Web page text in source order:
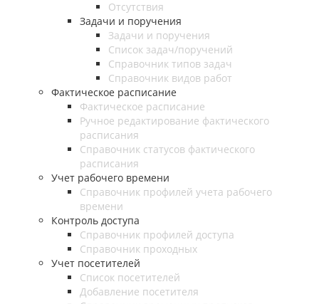
Отсутствия
Задачи и поручения
Задачи и поручения
Список задач/поручений
Справочник типов задач
Справочник видов работ
Фактическое расписание
Фактическое расписание
Ручное редактирование фактического
расписания
Справочник статусов фактического
расписания
Учет рабочего времени
Справочник профилей учета рабочего
времени
Контроль доступа
Справочник профилей доступа
Справочник проходных
Учет посетителей
Список посетителей
Добавление посетителя